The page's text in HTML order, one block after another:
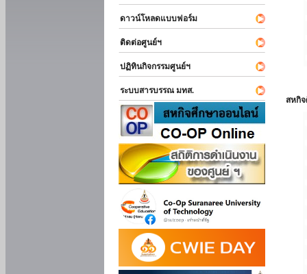
ดาวน์โหลดแบบฟอร์ม
ติดต่อศูนย์ฯ
ปฏิทินกิจกรรมศูนย์ฯ
ระบบสารบรรณ มทส.
สหกิ